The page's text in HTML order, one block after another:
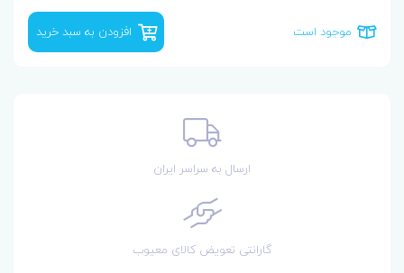
موجود است افزودن به سبد خرید
ارسال به سراسر ایران
گارانتی تعویض کالای معیوب